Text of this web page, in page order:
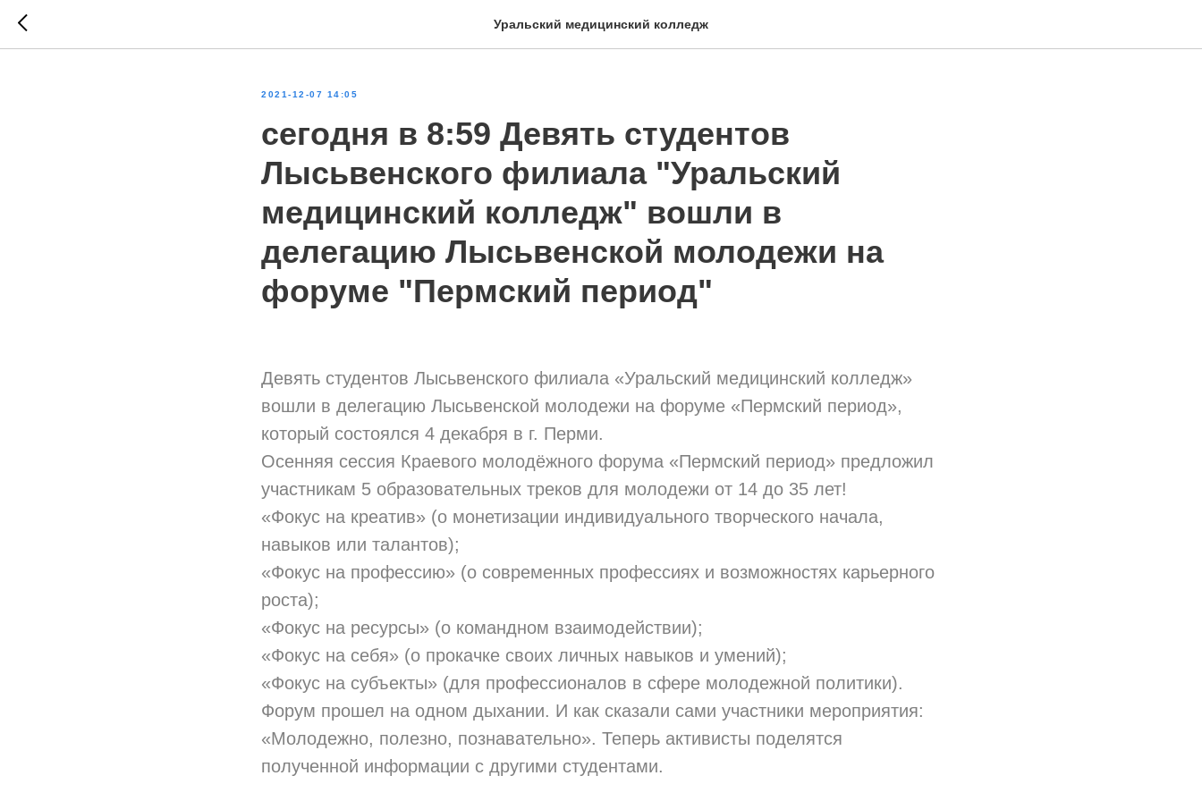
Уральский медицинский колледж
2021-12-07 14:05
сегодня в 8:59 Девять студентов
Лысьвенского филиала "Уральский
медицинский колледж" вошли в
делегацию Лысьвенской молодежи на
форуме "Пермский период"
Девять студентов Лысьвенского филиала «Уральский медицинский колледж»
вошли в делегацию Лысьвенской молодежи на форуме «Пермский период»,
который состоялся 4 декабря в г. Перми.
Осенняя сессия Краевого молодёжного форума «Пермский период» предложил
участникам 5 образовательных треков для молодежи от 14 до 35 лет!
«Фокус на креатив» (о монетизации индивидуального творческого начала,
навыков или талантов);
«Фокус на профессию» (о современных профессиях и возможностях карьерного
роста);
«Фокус на ресурсы» (о командном взаимодействии);
«Фокус на себя» (о прокачке своих личных навыков и умений);
«Фокус на субъекты» (для профессионалов в сфере молодежной политики).
Форум прошел на одном дыхании. И как сказали сами участники мероприятия:
«Молодежно, полезно, познавательно». Теперь активисты поделятся
полученной информации с другими студентами.